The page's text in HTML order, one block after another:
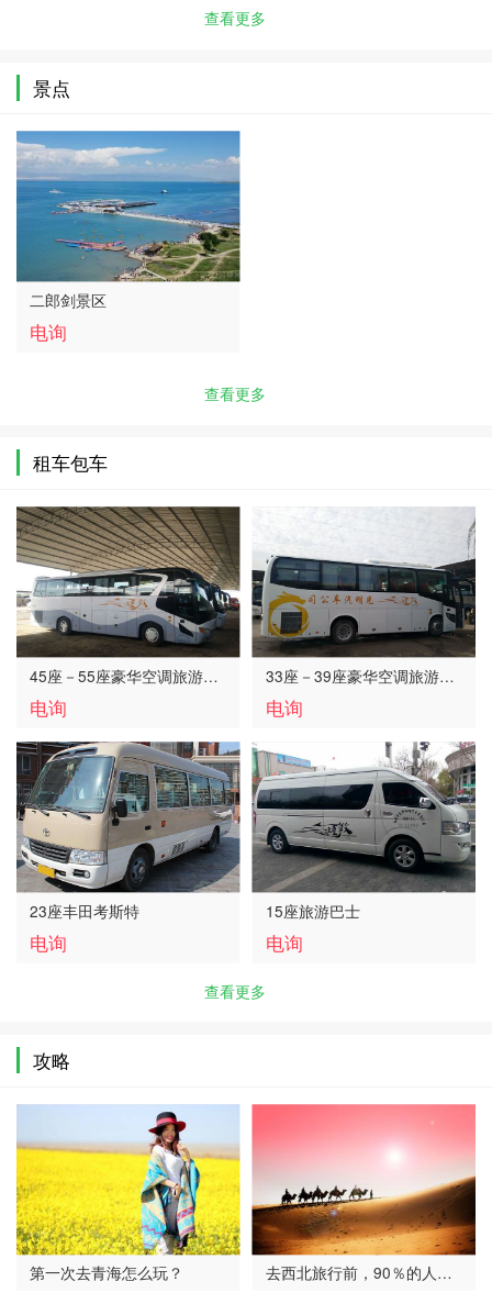
查看更多
景点
二郎剑景区
电询
查看更多
租车包车
45座－55座豪华空调旅游…
电询
33座－39座豪华空调旅游…
电询
23座丰田考斯特
电询
15座旅游巴士
电询
查看更多
攻略
第一次去青海怎么玩？
去西北旅行前，90％的人